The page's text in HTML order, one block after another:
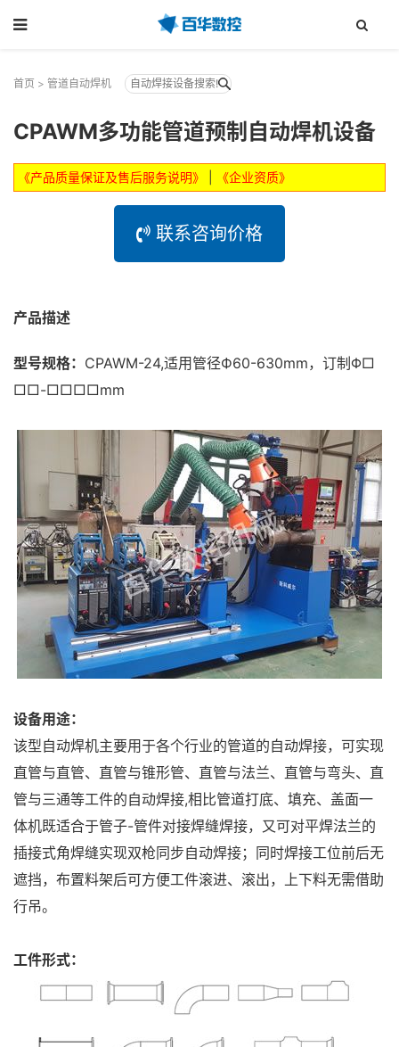
首页 > 管道自动焊机
CPAWM多功能管道预制自动焊机设备
《产品质量保证及售后服务说明》 《企业资质》
联系咨询价格
产品描述
型号规格： CPAWM-24,适用管径Ф60-630mm，订制Φ□
□□-□□□□mm
设备用途：
该型自动焊机主要用于各个行业的管道的自动焊接，可实现
直管与直管、直管与锥形管、直管与法兰、直管与弯头、直
管与三通等工件的自动焊接,相比管道打底、填充、盖面一
体机既适合于管子-管件对接焊缝焊接，又可对平焊法兰的
插接式角焊缝实现双枪同步自动焊接；同时焊接工位前后无
遮挡，布置料架后可方便工件滚进、滚出，上下料无需借助
行吊。
工件形式：